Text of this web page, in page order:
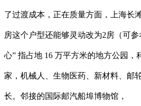
了过渡成本，正在质量方面，上海长
房这个户型还能够灵动改为2房（可
心” 指占地 16 万平方米的地方公园，
家，机械人、生物医药、新材料、邮
长。邻接的国际邮汽船埠博物馆，